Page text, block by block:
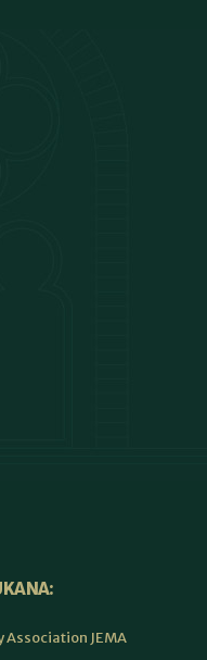
Association JEMA